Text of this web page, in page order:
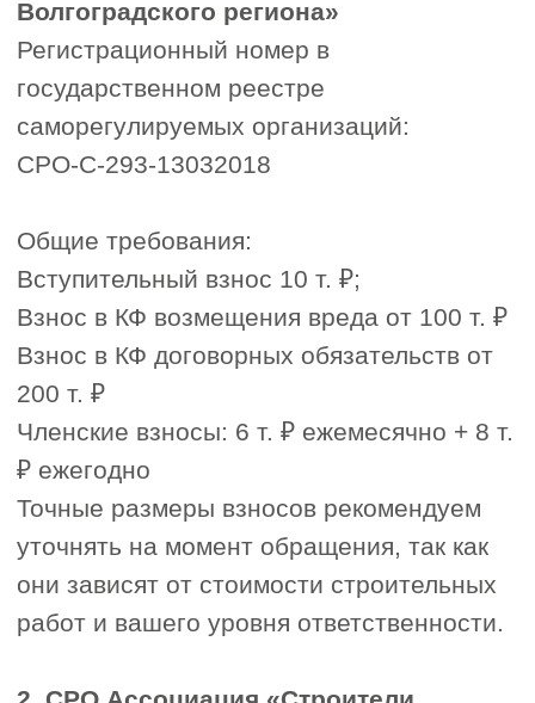
дипломы по специальности,
удостоверения о повышении
квалификации, документы,
подтверждающие наличие
профессиональной квалификации
включения специалистов в
специалистов (НРС).
Данные об имуществе компании
6 Дополнительные документы по
требованию СРО, в том числе:
деятельности (если необходимы),
документы, подтверждающие
наличие системы управления
На что обращать
внимание при выборе
СРО в Волгограде и